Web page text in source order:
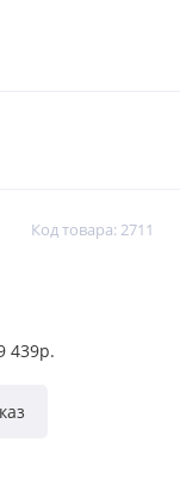
Код товара: 2711
439р.